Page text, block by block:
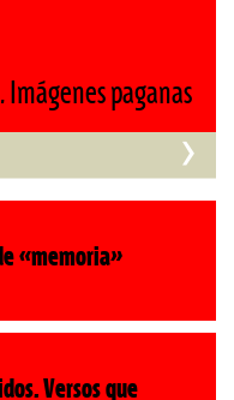
›
«memoria»
Versos que